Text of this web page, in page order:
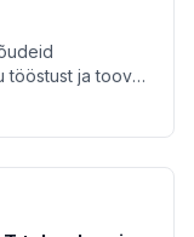
ja toovad